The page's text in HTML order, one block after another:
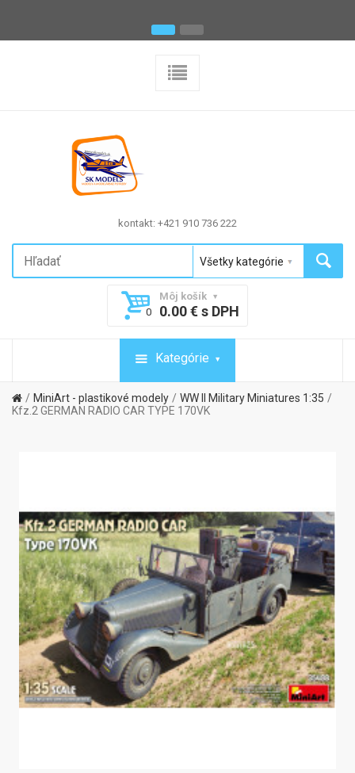
kontakt: +421 910 736 222
Môj košík
0
0.00 € s DPH
Kategórie
MiniArt - plastikové modely
WW II Military Miniatures 1:35
Kfz.2 GERMAN RADIO CAR TYPE 170VK